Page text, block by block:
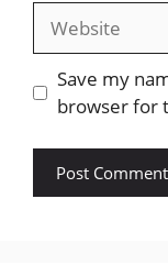
Website
Save my
browser for